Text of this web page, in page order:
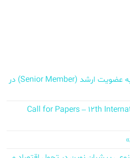
سمینار مجازی «مسیر ارتقاء به عضویت ارشد (Senior Member) در
Call for Papers – 12th